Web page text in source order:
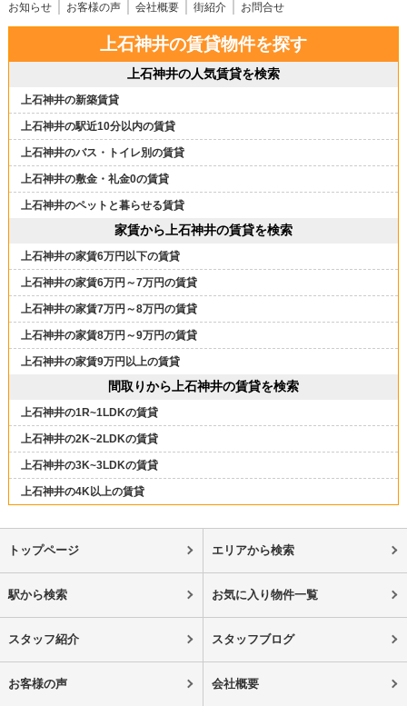
お知らせ
お客様の声 会社概要 街紹介 お問合せ
上石神井の賃貸物件を探す
上石神井の人気賃貸を検索
上石神井の新築賃貸
上石神井の駅近10分以内の賃貸
上石神井のバス・トイレ別の賃貸
上石神井の敷金・礼金0の賃貸
上石神井のペットと暮らせる賃貸
家賃から上石神井の賃貸を検索
上石神井の家賃6万円以下の賃貸
上石神井の家賃6万円～7万円の賃貸
上石神井の家賃7万円～8万円の賃貸
上石神井の家賃8万円～9万円の賃貸
上石神井の家賃9万円以上の賃貸
間取りから上石神井の賃貸を検索
上石神井の1R~1LDKの賃貸
上石神井の2K~2LDKの賃貸
上石神井の3K~3LDKの賃貸
上石神井の4K以上の賃貸
トップページ エリアから検索
駅から検索 お気に入り物件一覧
スタッフ紹介 スタッフブログ
お客様の声 会社概要